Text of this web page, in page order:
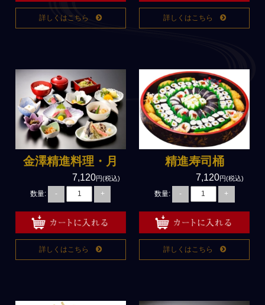
高級弁当
お得)
単品料理
法事向け無料サービス
通夜・葬儀・落とし
法事・法要
慶事・お祝い
詳しくはこちら 詳しくはこちら
金澤精進料理・月
7,120円(税込)
数量: - +
詳しくはこちら
精進寿司桶
7,120円(税込)
数量: - +
詳しくはこちら